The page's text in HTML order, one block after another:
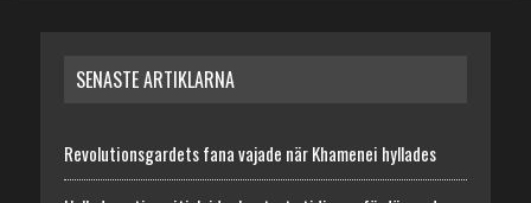
SENASTE ARTIKLARNA
Revolutionsgardets fana vajade när Khamenei hyllades